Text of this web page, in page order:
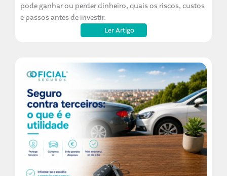
pode ganhar ou perder dinheiro, quais os riscos, custos
e passos antes de investir.
Ler Artigo